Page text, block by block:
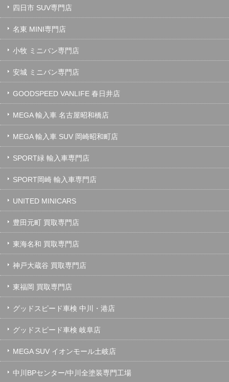
四日市 SUV専門店
名東 MINI専門店
小牧 ミニバン専門店
安城 ミニバン専門店
GOODSPEED VANLIFE 春日井店
MEGA 輸入車 名古屋昭和橋店
MEGA 輸入車 SUV 岡崎昭和町店
SPORT緑 輸入車専門店
SPORT岡崎 輸入車専門店
UNITED MINICARS
豊田元町 買取専門店
東海名和 買取専門店
神戸大蔵谷 買取専門店
東福岡 買取専門店
グッドスピード車検 中川・港店
グッドスピード車検 岐阜店
MEGA SUV イオンモール土岐店
中川BPセンター/中川全塗装専門工場